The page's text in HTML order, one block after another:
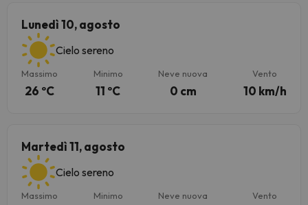
Lunedì 10, agosto
Cielo sereno
Massimo
26 ºC
Minimo
11 ºC
Neve nuova
0 cm
Vento
10 km/h
Martedì 11, agosto
Cielo sereno
Massimo Minimo Neve nuova Vento